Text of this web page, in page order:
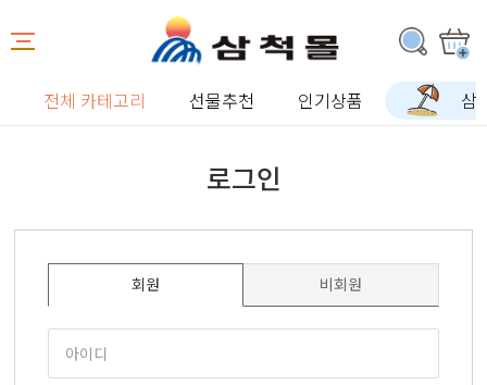
전체 카테고리 선물추천 인기상품 삼
로그인
회원 비회원